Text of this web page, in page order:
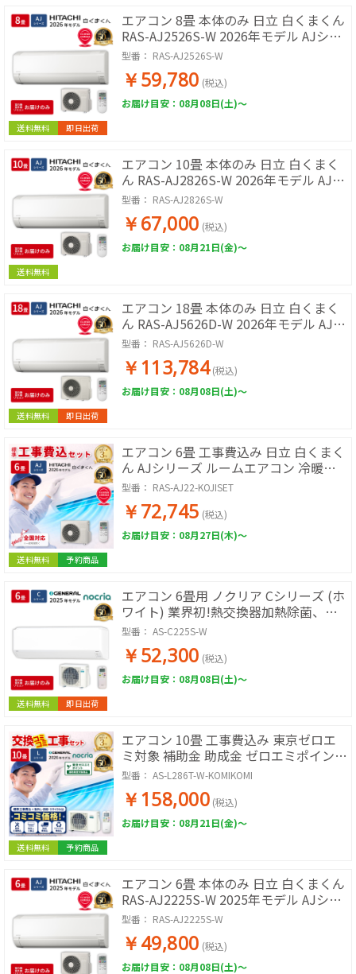
送料無料 即日出荷
エアコン 8畳 本体のみ 日立 白くまくん
RAS-AJ2526S-W 2026年モデル AJシリ
ーズ ルームエアコン 取付工事なし 冷暖
房 単相100V スターホワイト 除湿 コン
パクト 壁掛けエアコン エアコン単品 寝
室 子ども部屋 書斎
型番： RAS-AJ2526S-W
￥59,780 (税込)
お届け目安：08月08日(土)～
送料無料
エアコン 10畳 本体のみ 日立 白くまく
ん RAS-AJ2826S-W 2026年モデル AJシ
リーズ ルームエアコン 取付工事なし 冷
暖房 単相100V スターホワイト 除湿 コ
ンパクト 壁掛けエアコン エアコン単品
リビング 寝室
型番： RAS-AJ2826S-W
￥67,000 (税込)
お届け目安：08月21日(金)～
送料無料 即日出荷
エアコン 18畳 本体のみ 日立 白くまく
ん RAS-AJ5626D-W 2026年モデル AJシ
リーズ ルームエアコン 取付工事なし 冷
暖房 単相200V スターホワイト 除湿 コ
ンパクト 壁掛けエアコン エアコン単品
リビング ダイニング 広い部屋
型番： RAS-AJ5626D-W
￥113,784 (税込)
お届け目安：08月08日(土)～
送料無料 予約商品
エアコン 6畳 工事費込み 日立 白くまく
ん AJシリーズ ルームエアコン 冷暖房
単相100V RAS-AJ2226S-W 2026年モデ
ル スターホワイト 工事費込み 工事費込
工事込み 工事込 HITACHI
型番： RAS-AJ22-KOJISET
￥72,745 (税込)
お届け目安：08月27日(木)～
送料無料 即日出荷
エアコン 6畳用 ノクリア Cシリーズ (ホ
ワイト) 業界初!熱交換器加熱除菌、コ
ンパクトモデル
型番： AS-C225S-W
￥52,300 (税込)
お届け目安：08月08日(土)～
送料無料 予約商品
エアコン 10畳 工事費込み 東京ゼロエ
ミ対象 補助金 助成金 ゼロエミポイント
コミコミ価格 ゼネラル ノクリア Lシリ
ーズ AS-L286T-W 2026年モデル ホワイ
ト
型番： AS-L286T-W-KOMIKOMI
￥158,000 (税込)
お届け目安：08月21日(金)～
エアコン 6畳 本体のみ 日立 白くまくん
RAS-AJ2225S-W 2025年モデル AJシリ
ーズ ルームエアコン 取付工事なし 冷暖
房 単相100V スターホワイト 除湿 コン
パクト 壁掛けエアコン エアコン単品 寝
室 子ども部屋 書斎
型番： RAS-AJ2225S-W
￥49,800 (税込)
お届け目安：08月08日(土)～